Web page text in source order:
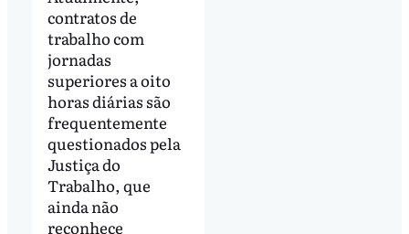
contratos de
trabalho com
jornadas
superiores a oito
horas diárias são
frequentemente
questionados pela
Justiça do
Trabalho, que
ainda não
reconhece